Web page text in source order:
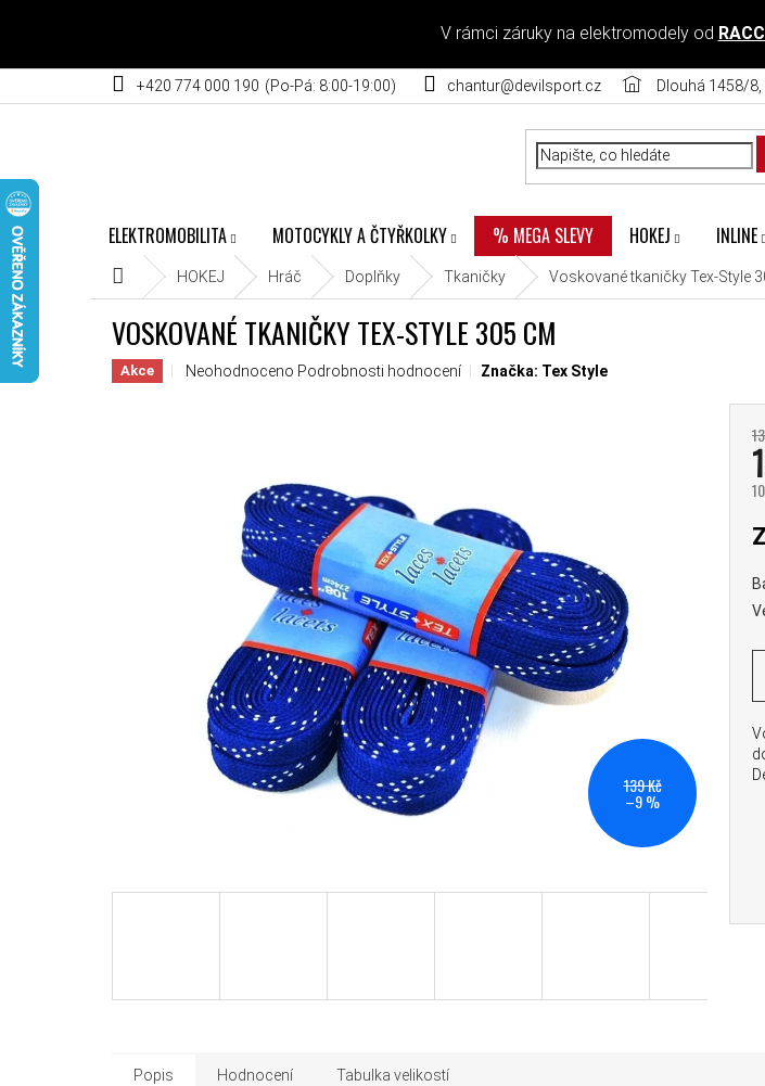
V rámci záruky na elektromodely od
+420 774 000 190 chantur@devilsport.cz Dlouhá 1458/
ELEKTROMOBILITA MOTOCYKLY A ČTYŘKOLKY % MEGA SLEVY HOKEJ INLINE
Domů HOKEJ Hráč Doplňky Tkaničky Voskované tkaničky Tex-Style
VOSKOVANÉ TKANIČKY TEX-STYLE 305 CM
Akce Průměrné hodnocení produktu je 0,0 z 5 hvězdiček.
Neohodnoceno Podrobnosti hodnocení Značka: Tex Style
139 Kč
–9 %
Popis Hodnocení Tabulka velikostí